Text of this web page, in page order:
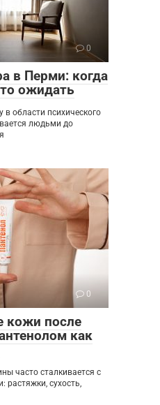
0
в Перми: когда
ожидать
в области психического
людьми до
0
кожи после
как
часто сталкивается с
сухость,